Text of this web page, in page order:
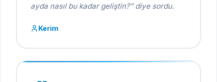
ayda nasıl bu kadar geliştin?” diye sordu.
Kerim